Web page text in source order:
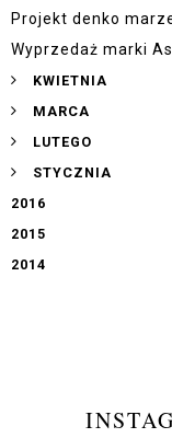
Projekt denko
Wyprzedaż marki
► KWIETNIA
► MARCA
► LUTEGO
► STYCZNIA
2016
2015
2014